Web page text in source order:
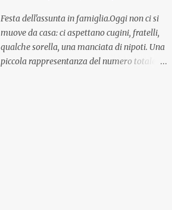
Festa dell'assunta in famiglia.Oggi non ci si
muove da casa: ci aspettano cugini, fratelli,
qualche sorella, una manciata di nipoti. Una
piccola rappresentanza del numero totale